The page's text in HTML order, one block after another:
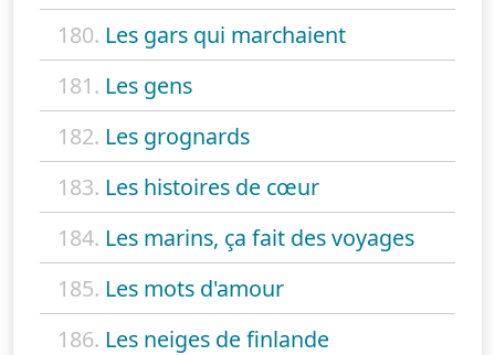
180. Les gars qui marchaient
181. Les gens
182. Les grognards
183. Les histoires de cœur
184. Les marins, ça fait des voyages
185. Les mots d'amour
186. Les neiges de finlande